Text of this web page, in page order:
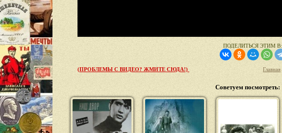
ПОДЕЛИТЬСЯ ЭТИМ В:
(ПРОБЛЕМЫ С ВИДЕО? ЖМИТЕ СЮДА!) Главная
Советуем посмотреть: